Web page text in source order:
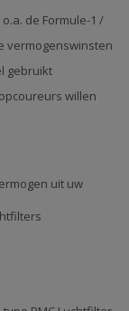
de Formule-1 /
vermogenswinsten
gebruikt
willen
uit uw